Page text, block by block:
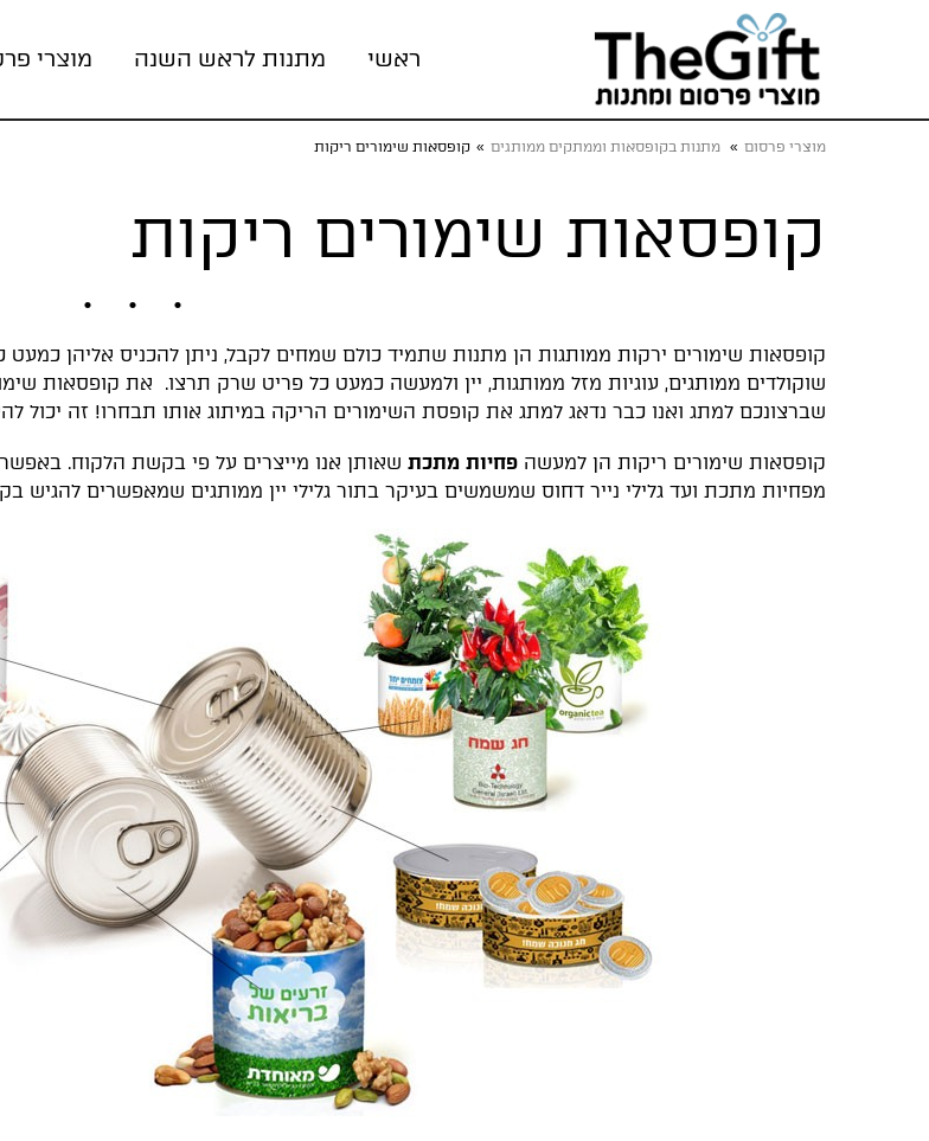
ראשי מתנות לראש השנה מוצרי
מוצרי פרסום » מתנות בקופסאות וממתקים ממותגים » קופסאות שימורים ריקות
קופסאות שימורים ריקות
קופסאות שימורים ירקות ממותגות הן מתנות שתמיד כולם שמחים לקבל, ניתן להכניס אליהן
שוקולדים ממותגים, עוגיות מזל ממותגות, יין ולמעשה כמעט כל פריט שרק תרצו. את קופסאות
שברצונכם למתג ואנו כבר נדאג למתג את קופסת השימורים הריקה במיתוג אותו תבחרו! זה יכול
קופסאות שימורים ריקות הן למעשה פחיות מתכת שאותן אנו מייצרים על פי בקשת הלקוח.
מפחיות מתכת ועד גלילי נייר דחוס שמשמשים בעיקר בתור גלילי יין ממותגים שמאפשרים להגיש